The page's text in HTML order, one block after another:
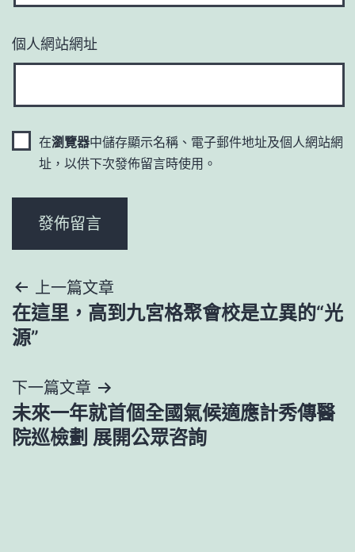
個人網站網址
在瀏覽器中儲存顯示名稱、電子郵件地址及個人網站網
址，以供下次發佈留言時使用。
文
章
覽
上一篇文章
在這里，高到九宮格聚會校是立異的“光
源”
下一篇文章
未來一年就首個全國氣候適應計秀傳醫
院巡檢劃 展開公眾咨詢